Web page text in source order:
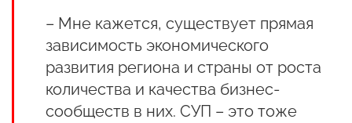
– Мне кажется, существует прямая
зависимость экономического
развития региона и страны от роста
количества и качества бизнес-
сообществ в них. СУП – это тоже